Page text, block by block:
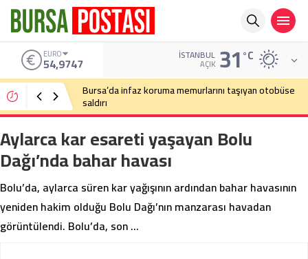
EURO
54,9747 İSTANBUL
AÇIK 31°C
Bursa’da infaz koruma memurlarını taşıyan otobüse
saldırı
Aylarca kar esareti yaşayan Bolu
Dağı’nda bahar havası
Bolu’da, aylarca süren kar yağışının ardından bahar havasının
yeniden hakim olduğu Bolu Dağı’nın manzarası havadan
görüntülendi. Bolu’da, son …